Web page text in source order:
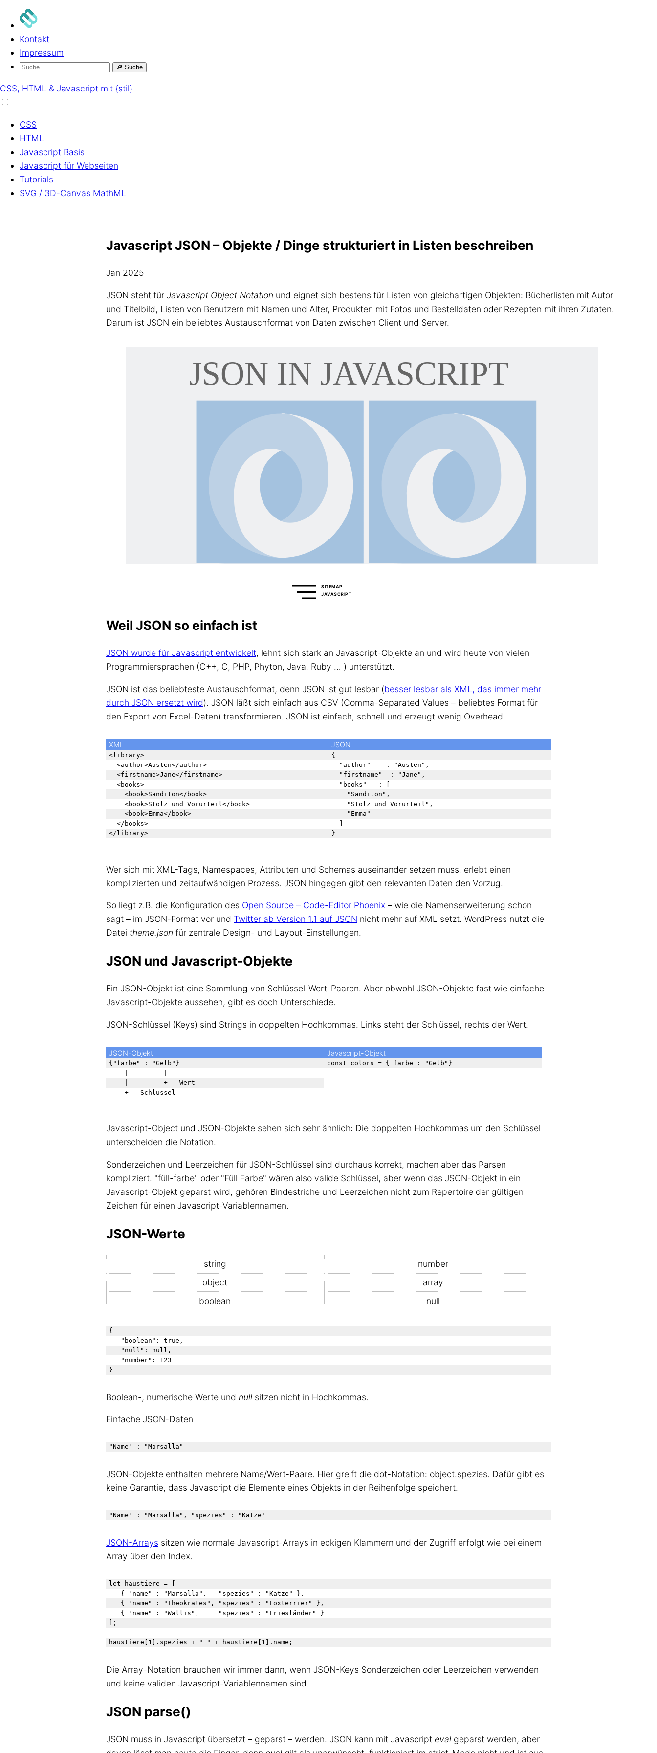
Kontakt
Impressum
🔎 Suche
CSS, HTML & Javascript mit {stil}
CSS
HTML
Javascript Basis
Javascript für Webseiten
Tutorials
SVG / 3D-Canvas MathML
Javascript JSON – Objekte / Dinge strukturiert in Listen beschreiben
Jan 2025
JSON steht für Javascript Object Notation und eignet sich bestens für Listen von gleichartigen Objekten: Bücherlisten mit Autor
und Titelbild, Listen von Benutzern mit Namen und Alter, Produkten mit Fotos und Bestelldaten oder Rezepten mit ihren Zutaten.
Darum ist JSON ein beliebtes Austauschformat von Daten zwischen Client und Server.
SITEMAP
JAVASCRIPT
Weil JSON so einfach ist
JSON wurde für Javascript entwickelt, lehnt sich stark an Javascript-Objekte an und wird heute von vielen
Programmiersprachen (C++, C, PHP, Phyton, Java, Ruby … ) unterstützt.
JSON ist das beliebteste Austauschformat, denn JSON ist gut lesbar (besser lesbar als XML, das immer mehr
durch JSON ersetzt wird). JSON läßt sich einfach aus CSV (Comma-Separated Values – beliebtes Format für
den Export von Excel-Daten) transformieren. JSON ist einfach, schnell und erzeugt wenig Overhead.
XML
<library>
  <author>Austen</author>
  <firstname>Jane</firstname>
  <books>
    <book>Sanditon</book>
    <book>Stolz und Vorurteil</book>
    <book>Emma</book>
  </books>
JSON
{
  "author"    : "Austen",
  "firstname"	: "Jane",
  "books"	: [
    "Sanditon",
    "Stolz und Vorurteil",
    "Emma"
Wer sich mit XML-Tags, Namespaces, Attributen und Schemas auseinander setzen muss, erlebt einen
komplizierten und zeitaufwändigen Prozess. JSON hingegen gibt den relevanten Daten den Vorzug.
So liegt z.B. die Konfiguration des Open Source – Code-Editor Phoenix – wie die Namenserweiterung schon
sagt – im JSON-Format vor und Twitter ab Version 1.1 auf JSON nicht mehr auf XML setzt. WordPress nutzt die
Datei theme.json für zentrale Design- und Layout-Einstellungen.
JSON und Javascript-Objekte
Ein JSON-Objekt ist eine Sammlung von Schlüssel-Wert-Paaren. Aber obwohl JSON-Objekte fast wie einfache
Javascript-Objekte aussehen, gibt es doch Unterschiede.
JSON-Schlüssel (Keys) sind Strings in doppelten Hochkommas. Links steht der Schlüssel, rechts der Wert.
JSON-Objekt
{"farbe" : "Gelb"}
    |         +-- Wert
Javascript-Objekt
Javascript-Object und JSON-Objekte sehen sich sehr ähnlich: Die doppelten Hochkommas um den Schlüssel
unterscheiden die Notation.
Sonderzeichen und Leerzeichen für JSON-Schlüssel sind durchaus korrekt, machen aber das Parsen
kompliziert. "füll-farbe" oder "Füll Farbe" wären also valide Schlüssel, aber wenn das JSON-Objekt in ein
Javascript-Objekt geparst wird, gehören Bindestriche und Leerzeichen nicht zum Repertoire der gültigen
Zeichen für einen Javascript-Variablennamen.
JSON-Werte
string
number
object
array
boolean
null
{
   "boolean": true,
   "null": null,
   "number": 123
Boolean-, numerische Werte und null sitzen nicht in Hochkommas.
Einfache JSON-Daten
JSON-Objekte enthalten mehrere Name/Wert-Paare. Hier greift die dot-Notation: object.spezies. Dafür gibt es
keine Garantie, dass Javascript die Elemente eines Objekts in der Reihenfolge speichert.
JSON-Arrays sitzen wie normale Javascript-Arrays in eckigen Klammern und der Zugriff erfolgt wie bei einem
Array über den Index.
let haustiere = [
];
Die Array-Notation brauchen wir immer dann, wenn JSON-Keys Sonderzeichen oder Leerzeichen verwenden
und keine validen Javascript-Variablennamen sind.
JSON parse()
JSON muss in Javascript übersetzt – geparst – werden. JSON kann mit Javascript eval geparst werden, aber